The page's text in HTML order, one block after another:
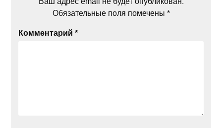
Обязательные поля помечены *
Комментарий*